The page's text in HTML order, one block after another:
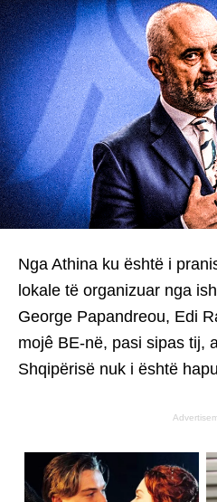
Nga Athina ku është i
lokale të organizuar nga
George Papandreou, Edi
mojê BE-në, pasi sipas tij,
Shqipërisë nuk i është